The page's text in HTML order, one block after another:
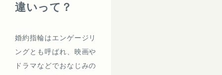
違いって？
婚約指輪はエンゲージリ
ングとも呼ばれ、映画や
ドラマなどでおなじみの